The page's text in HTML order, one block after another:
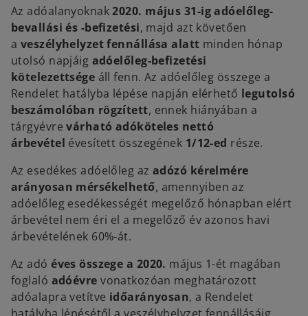
Az adóalanyoknak2020. május 31-ig adóelőleg-
bevallási és -befizetési, majd azt követően
a veszélyhelyzet fennállása alatt minden hónap
utolsó napjáig adóelőleg-befizetési
kötelezettsége áll fenn. Az adóelőleg összege a
Rendelet hatályba lépése napján elérhető legutolsó
beszámolóban rögzített, ennek hiányában a
tárgyévrevárható adóköteles nettó
árbevétel évesített összegének 1/12-ed része.
Az esedékes adóelőleg az adózó kérelmére
arányosan mérsékelhető, amennyiben az
adóelőleg esedékességét megelőző hónapban elért
árbevétel nem éri el a megelőző év azonos havi
árbevételének 60%-át.
Az adóéves összege a 2020. május 1-ét magában
foglaló adóévre vonatkozóan meghatározott
adóalapra vetítve időarányosan, a Rendelet